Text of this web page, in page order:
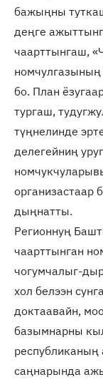
бажыңны
деңге
чаарттынгаш,
бо. План
тургаш,
түңнелинде
делегейниң
организастаар
дыңнатты.
Регионнуң
чаарттынган
чогумчалыг-
хол белээн
доктаавайн,
базымнарны
саңнарында